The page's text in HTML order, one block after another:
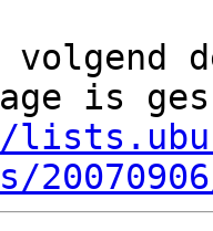
is